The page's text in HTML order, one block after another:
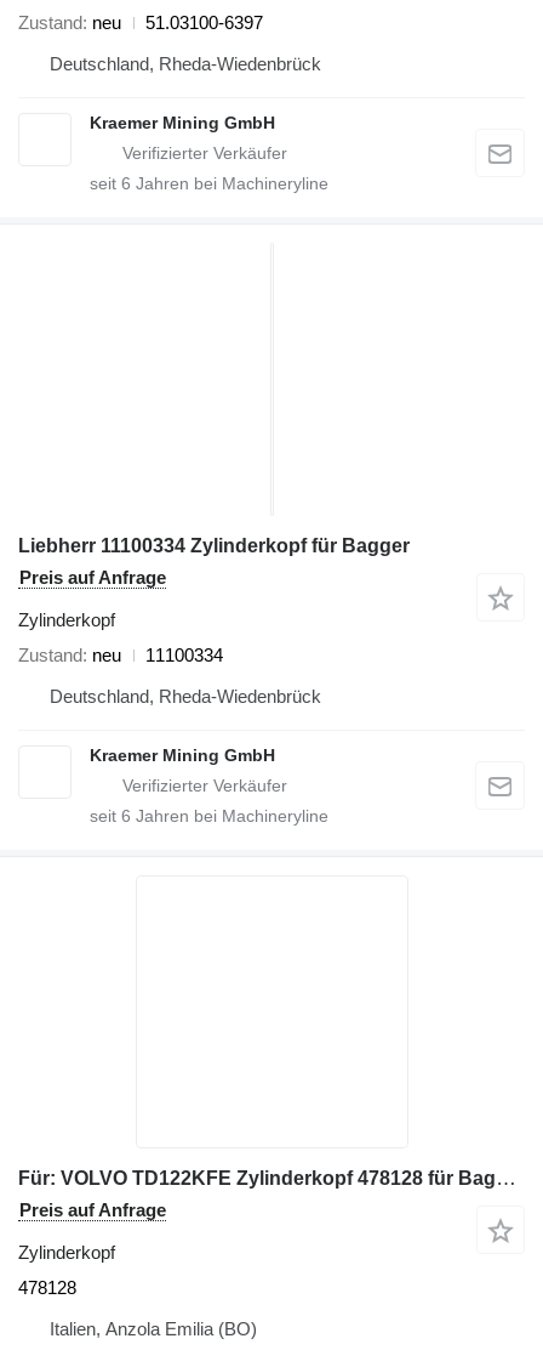
Zustand neu
51.03100-6397
Deutschland, Rheda-Wiedenbrück
Kraemer Mining GmbH
seit 6 Jahren bei Machineryline
Liebherr 11100334 Zylinderkopf für Bagger
Preis auf Anfrage
Zylinderkopf
Zustand neu
11100334
Deutschland, Rheda-Wiedenbrück
Kraemer Mining GmbH
seit 6 Jahren bei Machineryline
Für: VOLVO TD122KFE Zylinderkopf 478128 für Bagger
Preis auf Anfrage
Zylinderkopf
478128
Italien, Anzola Emilia (BO)